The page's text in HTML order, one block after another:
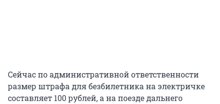
Сейчас по административной ответственности
размер штрафа для безбилетника на электричке
составляет 100 рублей, а на поезде дальнего